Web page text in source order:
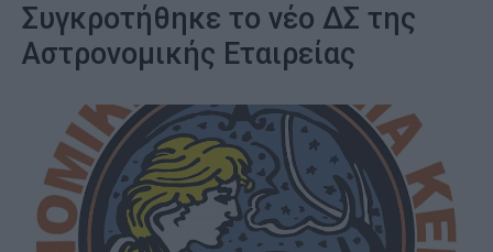
Συγκροτήθηκε το νέο ΔΣ της
Αστρονομικής Εταιρείας